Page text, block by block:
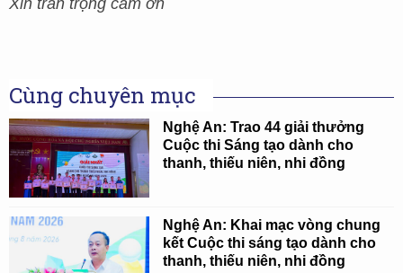
Cùng chuyên mục
Nghệ An: Trao 44 giải thưởng
Cuộc thi Sáng tạo dành cho
thanh, thiếu niên, nhi đồng
Nghệ An: Khai mạc vòng chung
kết Cuộc thi sáng tạo dành cho
thanh, thiếu niên, nhi đồng